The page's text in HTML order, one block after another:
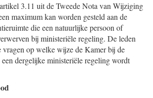
3.11 uit de Tweede Nota van Wijziging
maximum kan worden gesteld aan de
die een natuurlijke persoon of
bij ministeriële regeling. De leden
op welke wijze de Kamer bij de
dergelijke ministeriële regeling wordt